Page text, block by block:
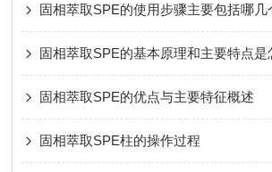
固相萃取SPE的使用步骤主要包括哪几
固相萃取SPE的基本原理和主要特点是
固相萃取SPE的优点与主要特征概述
固相萃取SPE柱的操作过程